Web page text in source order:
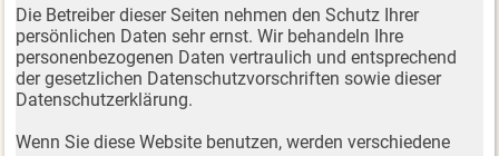
Die Betreiber dieser Seiten nehmen den Schutz Ihrer
persönlichen Daten sehr ernst. Wir behandeln Ihre
personenbezogenen Daten vertraulich und entsprechend
der gesetzlichen Datenschutzvorschriften sowie dieser
Datenschutzerklärung.
Wenn Sie diese Website benutzen, werden verschiedene